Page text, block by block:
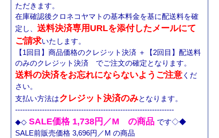
ただきます。
在庫確認後クロネコヤマトの基本料金を基に配送料を確
定し、 送料決済専用URLを添付したメールにて
ご請求いたします。
【1回目】商品価格のクレジット決済 ＋【2回目】配送料
のみのクレジット決済 でご注文の確定となります。
送料の決済をお忘れにならないようご注意くだ
さい。
支払い方法はクレジット決済のみとなります。
-----------------------------------------------------------------
◆◇ SALE価格 1,738円／M の商品 です◇◆
SALE前販売価格 3,696円／M の商品